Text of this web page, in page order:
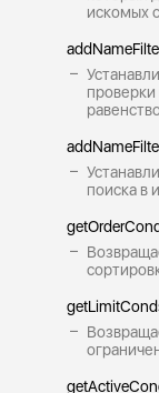
искомых
поиска в